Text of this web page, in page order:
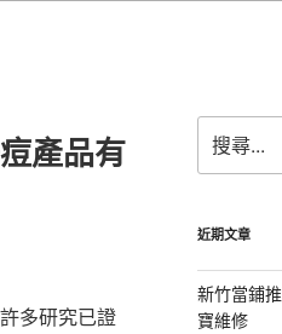
產品有
多研究已證
尋
關
字:
近期文章
新竹當鋪
寶維修